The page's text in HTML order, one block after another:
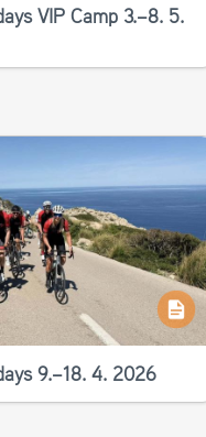
VIP Camp 3.–8. 5.
9.–18. 4. 2026